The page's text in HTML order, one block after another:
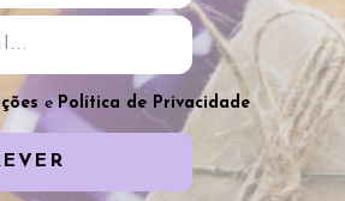
ePolítica de Privacidade